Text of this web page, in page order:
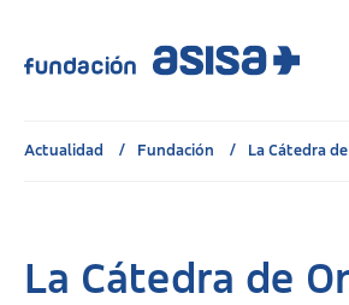
Actualidad Fundación La Cátedra
La Cátedra de